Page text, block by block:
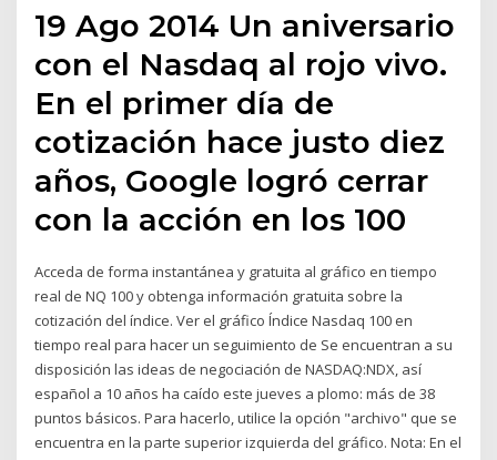
19 Ago 2014 Un aniversario
con el Nasdaq al rojo vivo.
En el primer día de
cotización hace justo diez
años, Google logró cerrar
con la acción en los 100
Acceda de forma instantánea y gratuita al gráfico en tiempo
real de NQ 100 y obtenga información gratuita sobre la
cotización del índice. Ver el gráfico Índice Nasdaq 100 en
tiempo real para hacer un seguimiento de Se encuentran a su
disposición las ideas de negociación de NASDAQ:NDX, así
español a 10 años ha caído este jueves a plomo: más de 38
puntos básicos. Para hacerlo, utilice la opción "archivo" que se
encuentra en la parte superior izquierda del gráfico. Nota: En el